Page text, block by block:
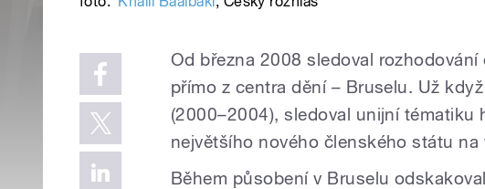
Od března 2008 sledoval
přímo z centra dění – Bruselu. Už
(2000–2004), sledoval unijní tématiku
největšího nového členského státu na
Během působení v Bruselu